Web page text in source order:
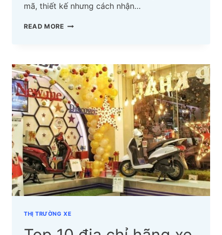
mã, thiết kế nhưng cách nhận…
READ MORE 4
XE
MÁY
CHẤT
LƯỢNG,
PHÙ
HỢP
VỚI
TỪNG
DÒNG
XE
THỊ TRƯỜNG XE